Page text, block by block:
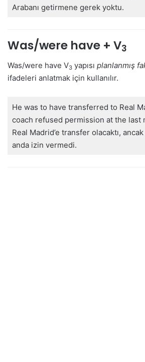
Arabanı getirmene gerek yoktu.
Was/were have + V3
Was/were have V3 yapısı planlanmış
ifadeleri anlatmak için kullanılır.
He was to have transferred to Real
coach refused permission at the last
Real Madrid’e transfer olacaktı,
anda izin vermedi.